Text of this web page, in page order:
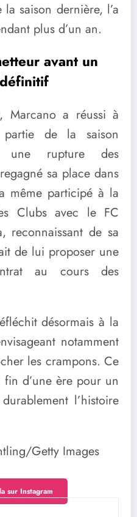
saison dernière, l’a
plus d’un an.
avant un
Marcano a réussi à
de la saison
une rupture des
sa place dans
même participé à la
Clubs avec le FC
reconnaissant de sa
de lui proposer une
au cours des
désormais à la
notamment
les crampons. Ce
d’une ère pour un
l’histoire
Getty Images
sur Instagram